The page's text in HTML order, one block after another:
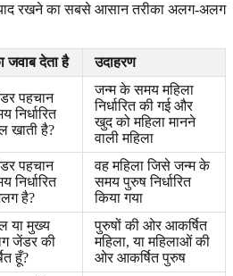
रखने का सबसे आसान तरीका अलग-अलग
जवाब देता है उदाहरण
पहचान
खाती है?
जन्म के समय महिला
निर्धारित की गई और
खुद को महिला मानने
वाली महिला
पहचान
है?
वह महिला जिसे जन्म के
समय पुरुष निर्धारित
किया गया
या मुख्य
जेंडर की
हूँ?
पुरुषों की ओर आकर्षित
महिला, या महिलाओं की
ओर आकर्षित पुरुष